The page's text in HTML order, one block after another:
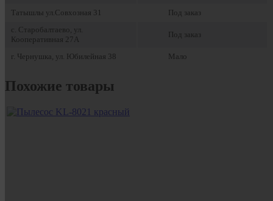
Татышлы ул.Совхозная 31
Под заказ
с. Старобалтаево, ул.
Кооперативная 27А
Под заказ
г. Чернушка, ул. Юбилейная 38 Мало
Похожие товары